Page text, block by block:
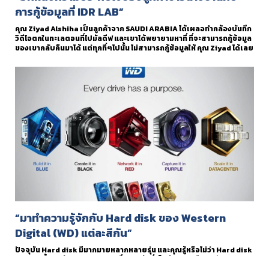
การกู้ข้อมูลที่ IDR LAB”
คุณ Ziyad Alshiha เป็นลูกค้าจาก SAUDI ARABIA ได้เผลอทำกล้องบันทึก
วิดีโอตกในทะเลตอนที่ไปมัลดีฟ และเขาได้พยายามหาที่ ที่จะสามารถกู้ข้อมูล
ของเขากลับคืนมาได้ แต่ทุกที่ๆไปนั้น ไม่สามารถกู้ข้อมูลให้ คุณ Ziyad ได้เลย
“มาทำความรู้จักกับ Hard disk ของ Western
Digital (WD) แต่ละสีกัน”
ปัจจุบัน Hard disk มีมากมายหลากหลายรุ่น และคุณรู้หรือไม่ว่า Hard disk